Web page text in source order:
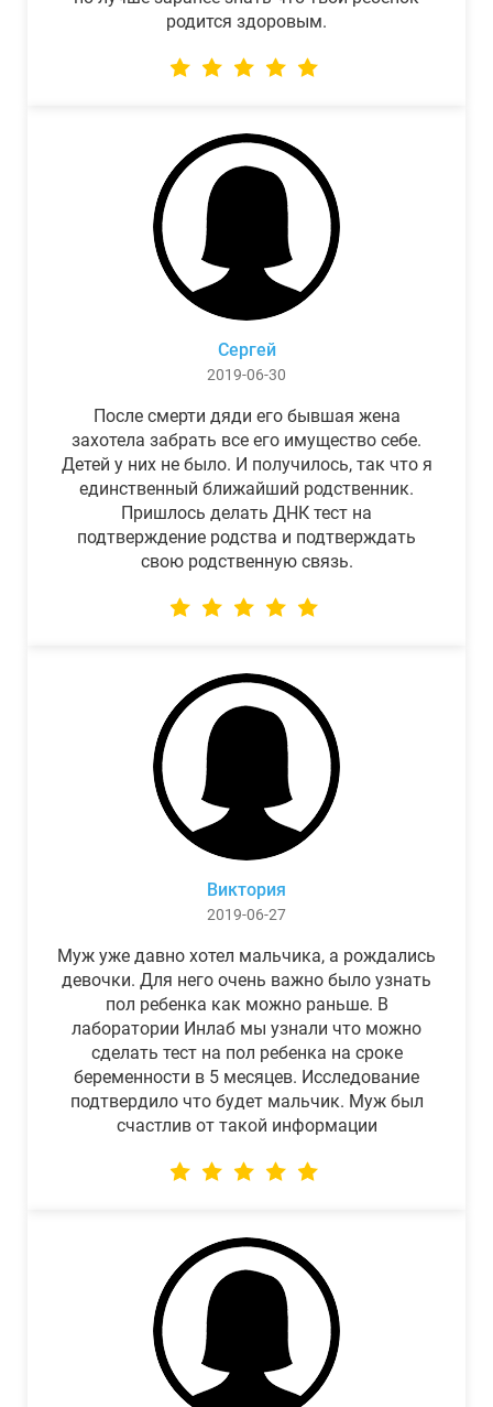
родится здоровым.
Сергей
2019-06-30
После смерти дяди его бывшая жена
захотела забрать все его имущество себе.
Детей у них не было. И получилось, так что я
единственный ближайший родственник.
Пришлось делать ДНК тест на
подтверждение родства и подтверждать
свою родственную связь.
Виктория
2019-06-27
Муж уже давно хотел мальчика, а рождались
девочки. Для него очень важно было узнать
пол ребенка как можно раньше. В
лаборатории Инлаб мы узнали что можно
сделать тест на пол ребенка на сроке
беременности в 5 месяцев. Исследование
подтвердило что будет мальчик. Муж был
счастлив от такой информации